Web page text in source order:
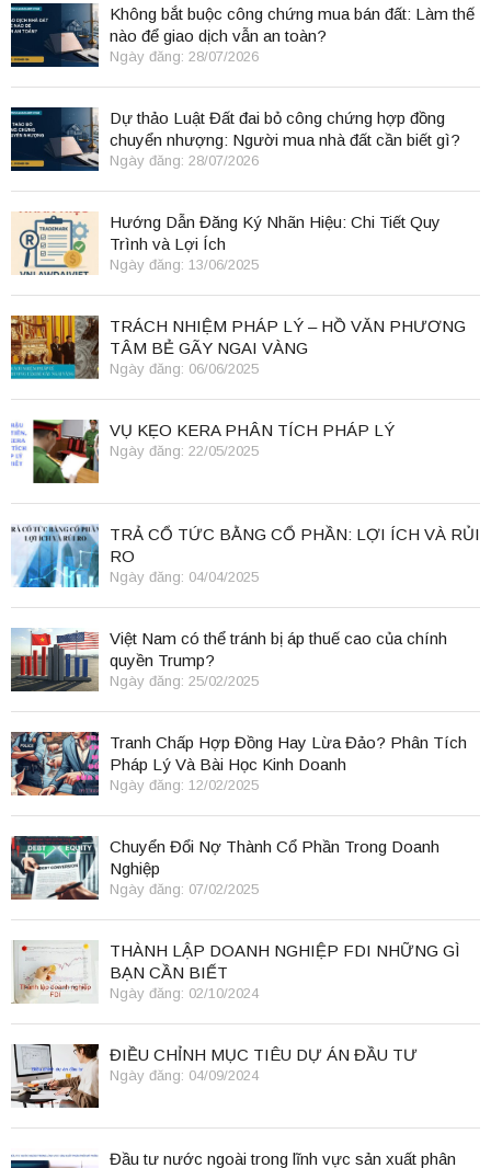
Không bắt buộc công chứng mua bán đất: Làm thế
nào để giao dịch vẫn an toàn?
Ngày đăng: 28/07/2026
Dự thảo Luật Đất đai bỏ công chứng hợp đồng
chuyển nhượng: Người mua nhà đất cần biết gì?
Ngày đăng: 28/07/2026
Hướng Dẫn Đăng Ký Nhãn Hiệu: Chi Tiết Quy
Trình và Lợi Ích
Ngày đăng: 13/06/2025
TRÁCH NHIỆM PHÁP LÝ – HỒ VĂN PHƯƠNG
TÂM BẺ GÃY NGAI VÀNG
Ngày đăng: 06/06/2025
VỤ KẸO KERA PHÂN TÍCH PHÁP LÝ
Ngày đăng: 22/05/2025
TRẢ CỔ TỨC BẰNG CỔ PHẦN: LỢI ÍCH VÀ RỦI
RO
Ngày đăng: 04/04/2025
Việt Nam có thể tránh bị áp thuế cao của chính
quyền Trump?
Ngày đăng: 25/02/2025
Tranh Chấp Hợp Đồng Hay Lừa Đảo? Phân Tích
Pháp Lý Và Bài Học Kinh Doanh
Ngày đăng: 12/02/2025
Chuyển Đổi Nợ Thành Cổ Phần Trong Doanh
Nghiệp
Ngày đăng: 07/02/2025
THÀNH LẬP DOANH NGHIỆP FDI NHỮNG GÌ
BẠN CẦN BIẾT
Ngày đăng: 02/10/2024
ĐIỀU CHỈNH MỤC TIÊU DỰ ÁN ĐẦU TƯ
Ngày đăng: 04/09/2024
Đầu tư nước ngoài trong lĩnh vực sản xuất phân